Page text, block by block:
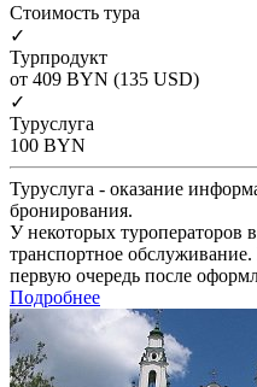
Cтоимость тура
✓
Турпродукт
от 409 BYN (135 USD)
✓
Туруслуга
100 BYN
Туруслуга - оказание
бронирования.
У некоторых туроператоров
транспортное
первую очередь после
Подробнее